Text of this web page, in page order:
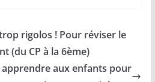
rigolos ! Pour réviser le
(du CP à la 6ème)
apprendre aux enfants pour